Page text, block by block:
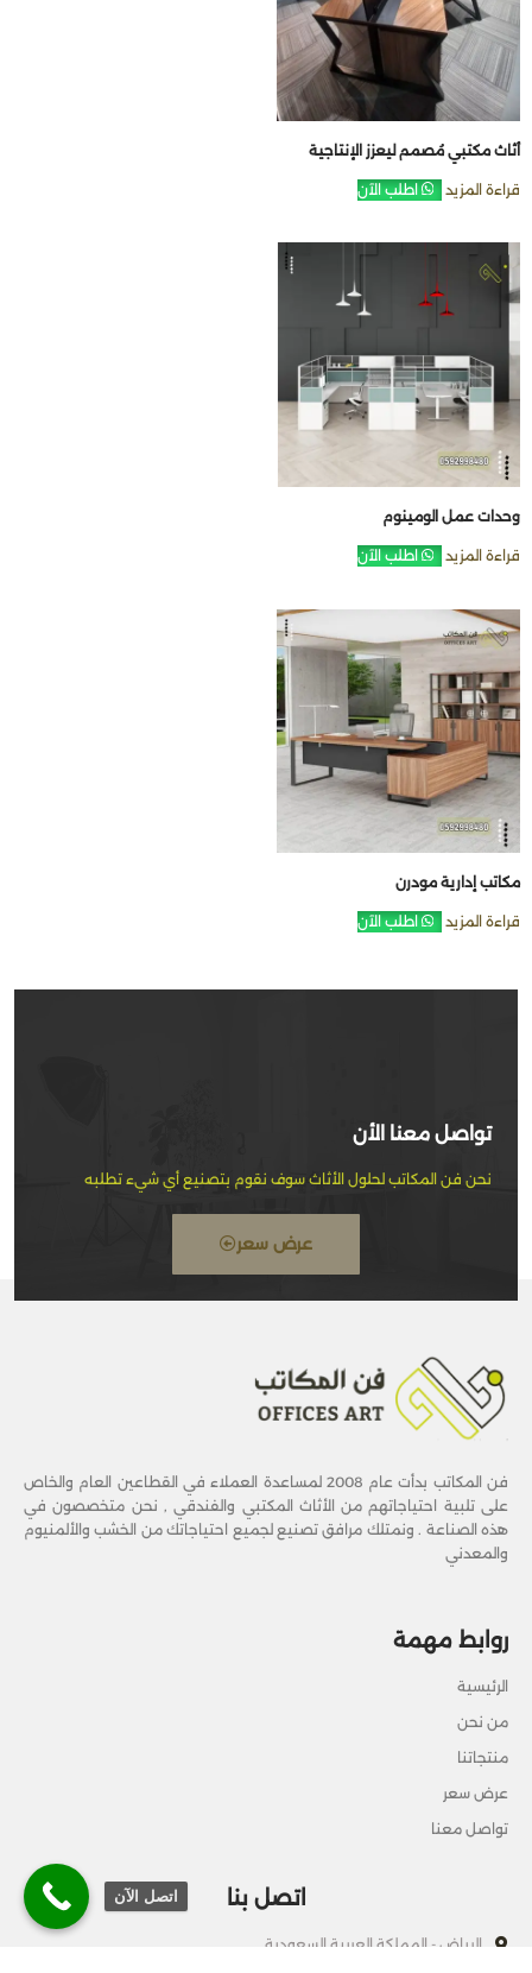
أثاث مكتبي مُصمم ليعزز الإنتاجية
قراءة المزيد اطلب الآن
وحدات عمل الومينوم
قراءة المزيد اطلب الآن
مكاتب إدارية مودرن
قراءة المزيد اطلب الآن
تواصل معنا الأن
نحن فن المكاتب لحلول الأثاث سوف نقوم بتصنيع أي شيء تطلبه
عرض سعر
فن المكاتب بدأت عام 2008 لمساعدة العملاء في القطاعين العام والخاص
على تلبية احتياجاتهم من الأثاث المكتبي والفندقي , نحن متخصصون في
هذه الصناعة . ونمتلك مرافق تصنيع لجميع احتياجاتك من الخشب والألمنيوم
والمعدني
روابط مهمة
الرئيسية
من نحن
منتجاتنا
عرض سعر
تواصل معنا
اتصل بنا
الرياض - المملكة العربية السعودية
اتصل الآن